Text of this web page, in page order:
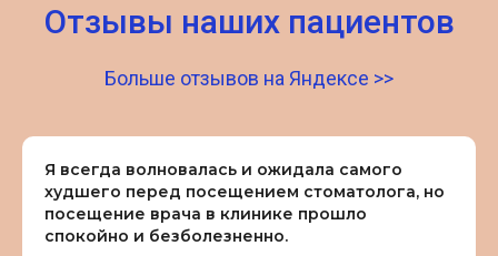
Отзывы наших пациентов
Больше отзывов на Яндексе >>
Я всегда волновалась и ожидала самого
худшего перед посещением стоматолога, но
посещение врача в клинике прошло
спокойно и безболезненно.